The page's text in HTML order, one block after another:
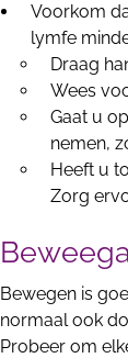
Voorkom
lymfe
Draag
Wees
Gaat u
nemen,
Heeft u
Zorg
Bewegen is
normaal ook
Probeer om